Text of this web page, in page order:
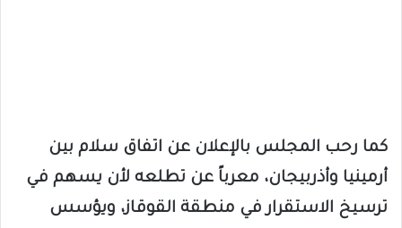
كما رحب المجلس بالإعلان عن اتفاق سلام بين
أرمينيا وأذربيجان، معرباً عن تطلعه لأن يسهم في
ترسيخ الاستقرار في منطقة القوقاز، ويؤسس